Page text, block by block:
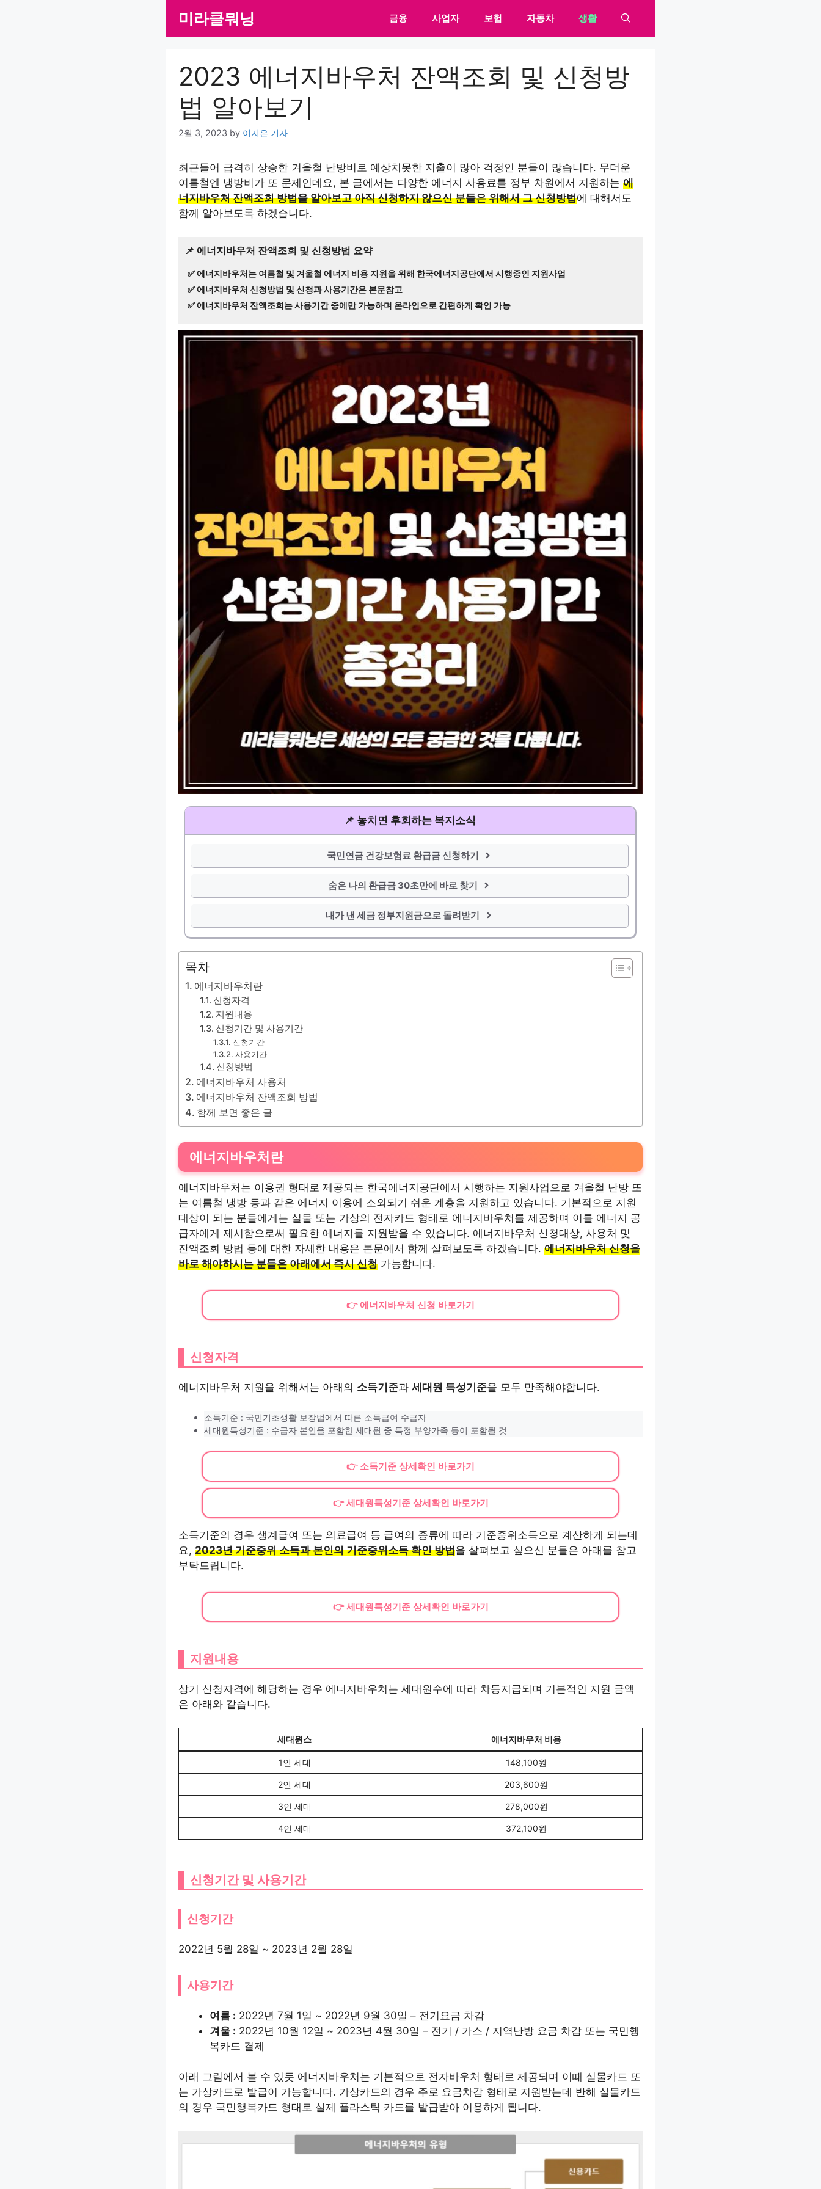
미라클뭐닝 금융 사업자 보험 자동차 생활
2023 에너지바우처 잔액조회 및 신청방
법 알아보기
2월 3, 2023 by 이지은 기자
최근들어 급격히 상승한 겨울철 난방비로 예상치못한 지출이 많아 걱정인 분들이 많습니다. 무더운
여름철엔 냉방비가 또 문제인데요, 본 글에서는 다양한 에너지 사용료를 정부 차원에서 지원하는 에
너지바우처 잔액조회 방법을 알아보고 아직 신청하지 않으신 분들은 위해서 그 신청방법에 대해서도
함께 알아보도록 하겠습니다.
📌 에너지바우처 잔액조회 및 신청방법 요약
✅ 에너지바우처는 여름철 및 겨울철 에너지 비용 지원을 위해 한국에너지공단에서 시행중인 지원사업
✅ 에너지바우처 신청방법 및 신청과 사용기간은 본문참고
✅ 에너지바우처 잔액조회는 사용기간 중에만 가능하며 온라인으로 간편하게 확인 가능
📌 놓치면 후회하는 복지소식
국민연금 건강보험료 환급금 신청하기
숨은 나의 환급금 30초만에 바로 찾기
내가 낸 세금 정부지원금으로 돌려받기
목차
에너지바우처란
신청자격
지원내용
신청기간 및 사용기간
신청기간
사용기간
신청방법
에너지바우처 사용처
에너지바우처 잔액조회 방법
함께 보면 좋은 글
에너지바우처란
에너지바우처는 이용권 형태로 제공되는 한국에너지공단에서 시행하는 지원사업으로 겨울철 난방 또
는 여름철 냉방 등과 같은 에너지 이용에 소외되기 쉬운 계층을 지원하고 있습니다. 기본적으로 지원
대상이 되는 분들에게는 실물 또는 가상의 전자카드 형태로 에너지바우처를 제공하며 이를 에너지 공
급자에게 제시함으로써 필요한 에너지를 지원받을 수 있습니다. 에너지바우처 신청대상, 사용처 및
잔액조회 방법 등에 대한 자세한 내용은 본문에서 함께 살펴보도록 하겠습니다. 에너지바우처 신청을
바로 해야하시는 분들은 아래에서 즉시 신청 가능합니다.
👉 에너지바우처 신청 바로가기
신청자격
에너지바우처 지원을 위해서는 아래의 소득기준과 세대원 특성기준을 모두 만족해야합니다.
소득기준 : 국민기초생활 보장법에서 따른 소득급여 수급자
세대원특성기준 : 수급자 본인을 포함한 세대원 중 특정 부양가족 등이 포함될 것
👉 소득기준 상세확인 바로가기
👉 세대원특성기준 상세확인 바로가기
소득기준의 경우 생계급여 또는 의료급여 등 급여의 종류에 따라 기준중위소득으로 계산하게 되는데
요, 2023년 기준중위 소득과 본인의 기준중위소득 확인 방법을 살펴보고 싶으신 분들은 아래를 참고
부탁드립니다.
👉 세대원특성기준 상세확인 바로가기
지원내용
상기 신청자격에 해당하는 경우 에너지바우처는 세대원수에 따라 차등지급되며 기본적인 지원 금액
은 아래와 같습니다.
세대원스 에너지바우처 비용
1인 세대 148,100원
2인 세대 203,600원
3인 세대 278,000원
4인 세대 372,100원
신청기간 및 사용기간
신청기간
2022년 5월 28일 ~ 2023년 2월 28일
사용기간
여름 : 2022년 7월 1일 ~ 2022년 9월 30일 – 전기요금 차감
겨울 : 2022년 10월 12일 ~ 2023년 4월 30일 – 전기 / 가스 / 지역난방 요금 차감 또는 국민행
복카드 결제
아래 그림에서 볼 수 있듯 에너지바우처는 기본적으로 전자바우처 형태로 제공되며 이때 실물카드 또
는 가상카드로 발급이 가능합니다. 가상카드의 경우 주로 요금차감 형태로 지원받는데 반해 실물카드
의 경우 국민행복카드 형태로 실제 플라스틱 카드를 발급받아 이용하게 됩니다.